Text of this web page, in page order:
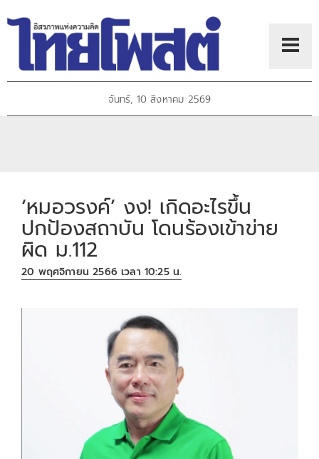
จันทร์, 10 สิงหาคม 2569
‘หมอวรงค์’ งง! เกิดอะไรขึ้น
ปกป้องสถาบัน โดนร้องเข้าข่าย
ผิด ม.112
20 พฤศจิกายน 2566 เวลา 10:25 น.